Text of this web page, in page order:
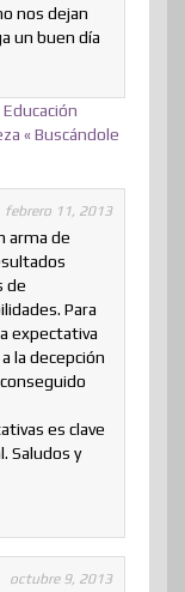
nos dejan
un buen día
« Buscándole
febrero 11, 2013
arma de
de
Para
expectativa
la decepción
es clave
Saludos y
octubre 9, 2013